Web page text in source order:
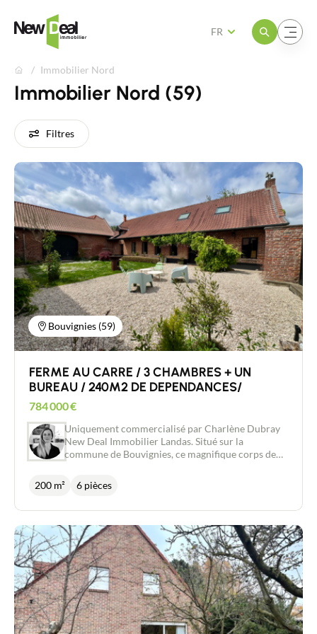
Ouvrir le menuOuvrir le menu
FR
Immobilier Nord
Immobilier Nord (59)
Filtres
Bouvignies (59)
FERME AU CARRE / 3 CHAMBRES + UN
BUREAU / 240M2 DE DEPENDANCES/
784 000€
Uniquement commercialisé par Charlène Dubray
New Deal Immobilier Landas. Situé sur la
commune de Bouvignies, ce magnifique corps de
authentique avec tout le confort moderne.
Implantée sur une parcelle de plus de 2 200 m², la
qualité. Une entrée donne accès à la cuisine de près
de 20m2 disposant de nombreux rangements,
d'électroménager de qualité et d'un authentique
four à pain. Vous disposerez d'un espace de vie
lumineux de plus de 80m2 avec un salon
agrémenté d'un insert feu de bois agréable pour
vos soirées d'hiver. Une salle de douche et des WC
complètent le rez de chaussée. A l'étage, 3 grandes
200 m² 6 pièces